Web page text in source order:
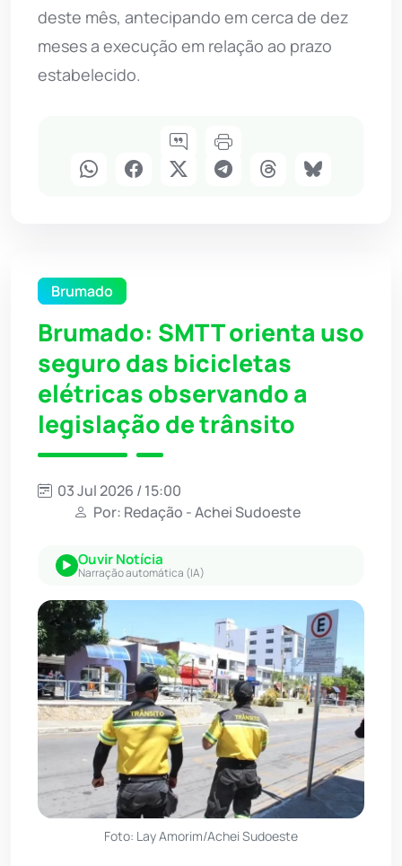
deste mês, antecipando em cerca de dez
meses a execução em relação ao prazo
estabelecido.
Brumado
Brumado: SMTT orienta uso
seguro das bicicletas
elétricas observando a
legislação de trânsito
03 Jul 2026 / 15:00
Por: Redação - Achei Sudoeste
Ouvir Notícia
Narração automática (IA)
Foto: Lay Amorim/Achei Sudoeste